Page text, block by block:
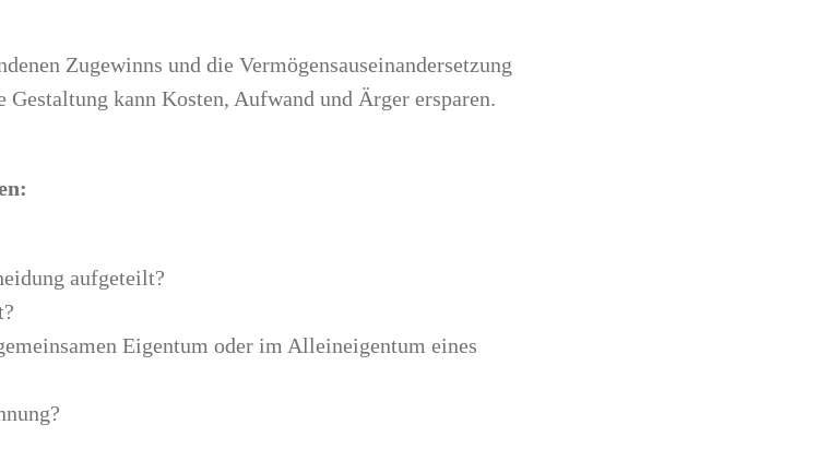
Zugewinns und die Vermögensauseinandersetzung
kann Kosten, Aufwand und Ärger ersparen.
aufgeteilt?
Eigentum oder im Alleineigentum eines